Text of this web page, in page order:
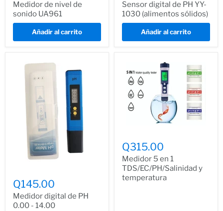
Medidor de nivel de
sonido UA961
Añadir al carrito
Sensor digital de PH YY-
1030 (alimentos sólidos)
Añadir al carrito
Q145.00
Medidor digital de PH
0.00 - 14.00
Q315.00
Medidor 5 en 1
TDS/EC/PH/Salinidad y
temperatura